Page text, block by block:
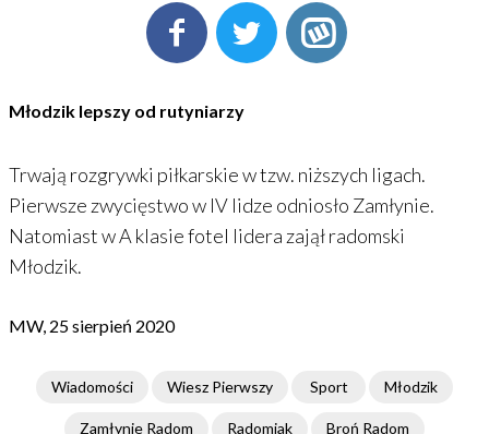
Młodzik lepszy od rutyniarzy
Trwają rozgrywki piłkarskie w tzw. niższych ligach.
Pierwsze zwycięstwo w IV lidze odniosło Zamłynie.
Natomiast w A klasie fotel lidera zajął radomski
Młodzik.
MW, 25 sierpień 2020
Wiadomości Wiesz Pierwszy Sport Młodzik
Zamłynie Radom Radomiak Broń Radom